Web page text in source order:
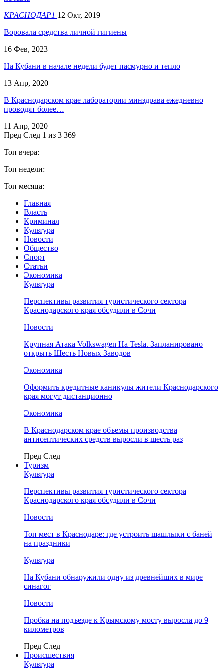
КРАСНОДАР1 12 Окт, 2019
Воровала средства личной гигиены
16 Фев, 2023
На Кубани в начале недели будет пасмурно и тепло
13 Апр, 2020
В Краснодарском крае лаборатории минздрава ежедневно
проводят более…
11 Апр, 2020
Пред След 1 из 3 369
Топ вчера:
Топ недели:
Топ месяца:
Главная
Власть
Криминал
Культура
Новости
Общество
Спорт
Статьи
Экономика
Культура
Перспективы развития туристического сектора
Краснодарского края обсудили в Сочи
Новости
Крупная Атака Volkswagen На Tesla. Запланировано
открыть Шесть Новых Заводов
Экономика
Оформить кредитные каникулы жители Краснодарского
края могут дистанционно
Экономика
В Краснодарском крае объемы производства
антисептических средств выросли в шесть раз
Пред След
Туризм
Культура
Перспективы развития туристического сектора
Краснодарского края обсудили в Сочи
Новости
Топ мест в Краснодаре: где устроить шашлыки с баней
на праздники
Культура
На Кубани обнаружили одну из древнейших в мире
синагог
Новости
Пробка на подъезде к Крымскому мосту выросла до 9
километров
Пред След
Происшествия
Культура